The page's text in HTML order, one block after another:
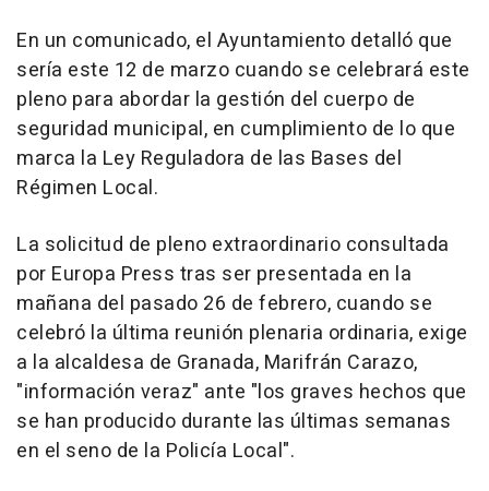
En un comunicado, el Ayuntamiento detalló que
sería este 12 de marzo cuando se celebrará este
pleno para abordar la gestión del cuerpo de
seguridad municipal, en cumplimiento de lo que
marca la Ley Reguladora de las Bases del
Régimen Local.
La solicitud de pleno extraordinario consultada
por Europa Press tras ser presentada en la
mañana del pasado 26 de febrero, cuando se
celebró la última reunión plenaria ordinaria, exige
a la alcaldesa de Granada, Marifrán Carazo,
"información veraz" ante "los graves hechos que
se han producido durante las últimas semanas
en el seno de la Policía Local".